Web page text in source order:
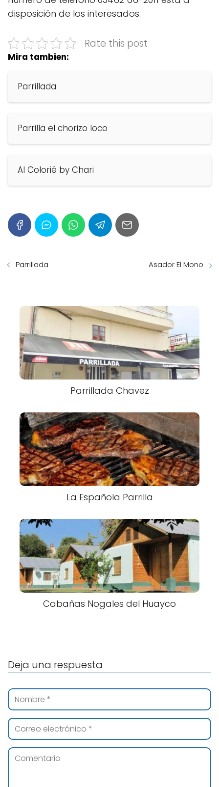
disposición de los interesados.
Rate this post
Mira tambien:
Parrillada
Parrilla el chorizo loco
Al Colorié by Chari
Parrillada Asador El Mono
Parrillada Chavez
La Española Parrilla
Cabañas Nogales del Huayco
Deja una respuesta